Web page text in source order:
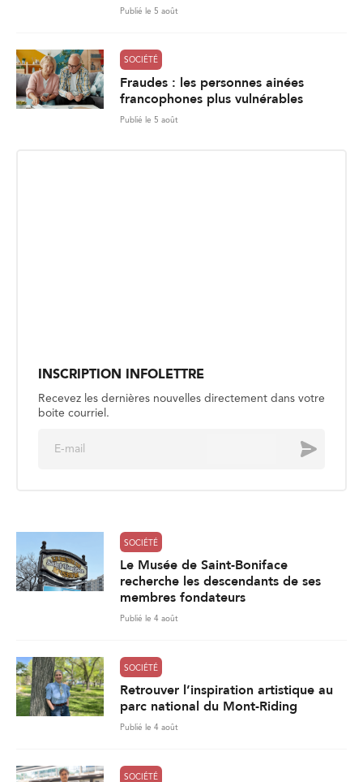
Publié le 5 août
SOCIÉTÉ
Fraudes : les personnes ainées
francophones plus vulnérables
Publié le 5 août
l
recherche les descendants de ses
SOCIÉTÉ
Retrouver l’inspiration artistique au
parc national du Mont-Riding
Publié le 4 août
La sécurité aquatique, un enjeu
estival
Publié le 3 août
Charger plus de nouvelles